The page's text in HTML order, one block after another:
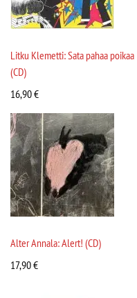
Litku Klemetti: Sata pahaa poikaa
(CD)
16,90€
Alter Annala: Alert! (CD)
17,90€